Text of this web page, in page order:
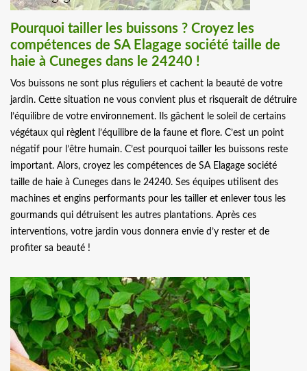
Pourquoi tailler les buissons ? Croyez les
compétences de SA Elagage société taille de
haie à Cuneges dans le 24240 !
Vos buissons ne sont plus réguliers et cachent la beauté de votre
jardin. Cette situation ne vous convient plus et risquerait de détruire
l’équilibre de votre environnement. Ils gâchent le soleil de certains
végétaux qui règlent l’équilibre de la faune et flore. C’est un point
négatif pour l’être humain. C’est pourquoi tailler les buissons reste
important. Alors, croyez les compétences de SA Elagage société
taille de haie à Cuneges dans le 24240. Ses équipes utilisent des
machines et engins performants pour les tailler et enlever tous les
gourmands qui détruisent les autres plantations. Après ces
interventions, votre jardin vous donnera envie d’y rester et de
profiter sa beauté !